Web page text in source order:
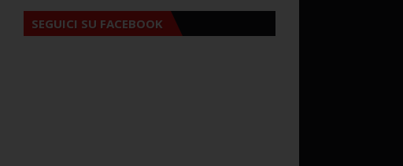
SEGUICI SU FACEBOOK